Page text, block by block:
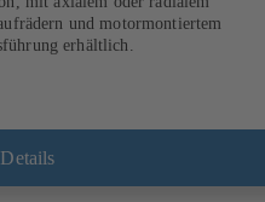
und motormontiertem
erhältlich.
Details